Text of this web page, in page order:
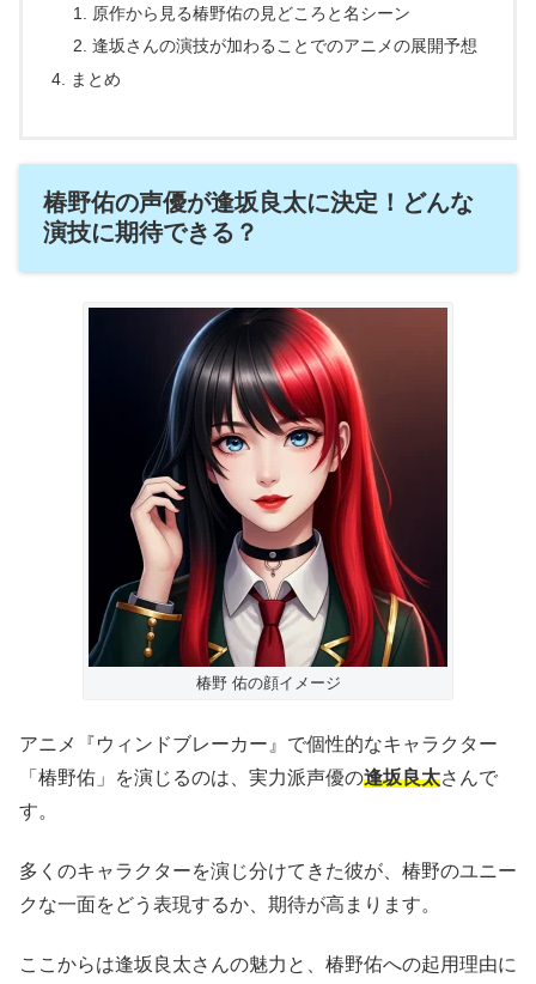
原作から見る椿野佑の見どころと名シーン
逢坂さんの演技が加わることでのアニメの展開予想
まとめ
椿野佑の声優が逢坂良太に決定！どんな
演技に期待できる？
椿野 佑の顔イメージ
アニメ『ウィンドブレーカー』で個性的なキャラクター
「椿野佑」を演じるのは、実力派声優の逢坂良太さんで
す。
多くのキャラクターを演じ分けてきた彼が、椿野のユニー
クな一面をどう表現するか、期待が高まります。
ここからは逢坂良太さんの魅力と、椿野佑への起用理由に